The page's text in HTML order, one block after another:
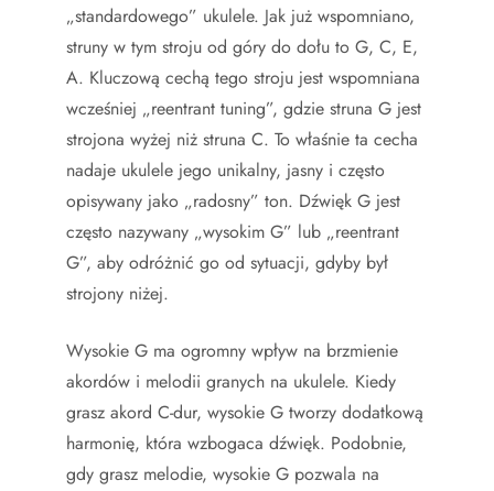
„standardowego” ukulele. Jak już wspomniano,
struny w tym stroju od góry do dołu to G, C, E,
A. Kluczową cechą tego stroju jest wspomniana
wcześniej „reentrant tuning”, gdzie struna G jest
strojona wyżej niż struna C. To właśnie ta cecha
nadaje ukulele jego unikalny, jasny i często
opisywany jako „radosny” ton. Dźwięk G jest
często nazywany „wysokim G” lub „reentrant
G”, aby odróżnić go od sytuacji, gdyby był
strojony niżej.
Wysokie G ma ogromny wpływ na brzmienie
akordów i melodii granych na ukulele. Kiedy
grasz akord C-dur, wysokie G tworzy dodatkową
harmonię, która wzbogaca dźwięk. Podobnie,
gdy grasz melodie, wysokie G pozwala na